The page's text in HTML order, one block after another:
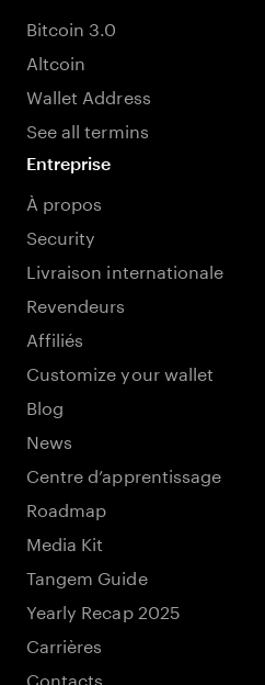
Bitcoin 3.0
Altcoin
Wallet Address
See all termins
Entreprise
À propos
Security
Livraison internationale
Revendeurs
Affiliés
Customize your wallet
Blog
News
Centre d’apprentissage
Roadmap
Media Kit
Tangem Guide
Yearly Recap 2025
Carrières
Contacts